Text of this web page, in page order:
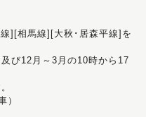
][相馬線][大秋･居森平線]を
び12月～3月の10時から17
）